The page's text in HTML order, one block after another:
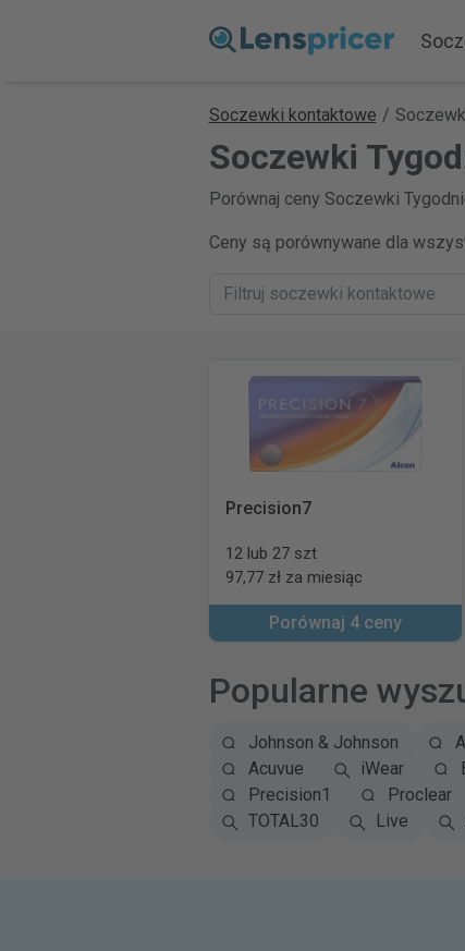
Soczewki kontaktowe /
Soczewki
Porównaj ceny Soczewki
Ceny są porównywane dla
Precision7
12 lub 27 szt
97,77 zł za miesiąc
Porównaj 4 ceny
Popularne
Johnson & Johnson
Acuvue
iWear
Precision1
Proclear
TOTAL30
Live